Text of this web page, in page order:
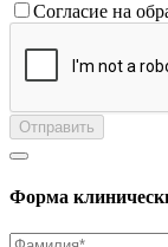
Согласие на
Отправить
Форма